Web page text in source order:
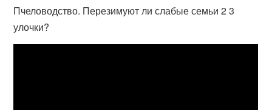
Пчеловодство. Перезимуют ли слабые семьи 2 3
улочки?